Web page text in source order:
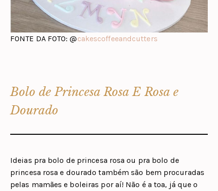
FONTE DA FOTO: @cakescoffeeandcutters
Bolo de Princesa Rosa E Rosa e
Dourado
Ideias pra bolo de princesa rosa ou pra bolo de
princesa rosa e dourado também são bem procuradas
pelas mamães e boleiras por aí! Não é a toa, já que o